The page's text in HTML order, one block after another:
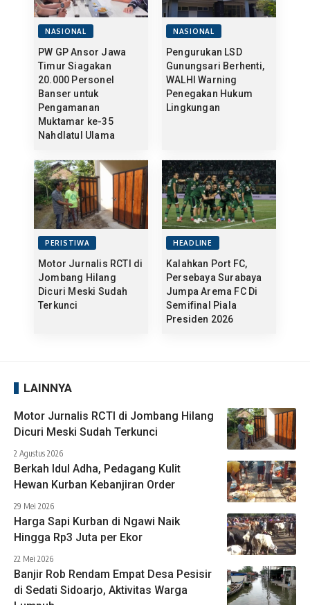
NASIONAL
PW GP Ansor Jawa
Timur Siagakan
20.000 Personel
Banser untuk
Pengamanan
Muktamar ke-35
Nahdlatul Ulama
NASIONAL
Pengurukan LSD
Gunungsari Berhenti,
WALHI Warning
Penegakan Hukum
Lingkungan
PERISTIWA
Motor Jurnalis RCTI di
Jombang Hilang
Dicuri Meski Sudah
Terkunci
HEADLINE
Kalahkan Port FC,
Persebaya Surabaya
Jumpa Arema FC Di
Semifinal Piala
Presiden 2026
LAINNYA
Motor Jurnalis RCTI di Jombang Hilang
Dicuri Meski Sudah Terkunci
2 Agustus 2026
Berkah Idul Adha, Pedagang Kulit
Hewan Kurban Kebanjiran Order
29 Mei 2026
Harga Sapi Kurban di Ngawi Naik
Hingga Rp3 Juta per Ekor
22 Mei 2026
Banjir Rob Rendam Empat Desa Pesisir
di Sedati Sidoarjo, Aktivitas Warga